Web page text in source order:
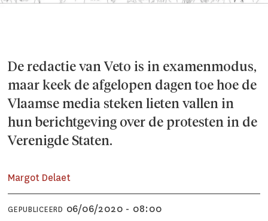
De redactie van Veto is in examenmodus,
maar keek de afgelopen dagen toe hoe de
Vlaamse media steken lieten vallen in
hun berichtgeving over de protesten in de
Verenigde Staten.
Margot Delaet
GEPUBLICEERD 06/06/2020 - 08:00